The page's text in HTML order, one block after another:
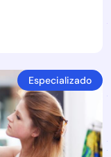
Especializado